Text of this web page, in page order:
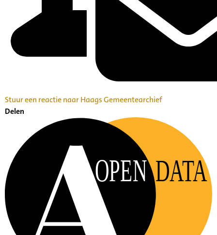
Stuur een reactie naar Haags Gemeentearchief
Delen
OPEN DATA